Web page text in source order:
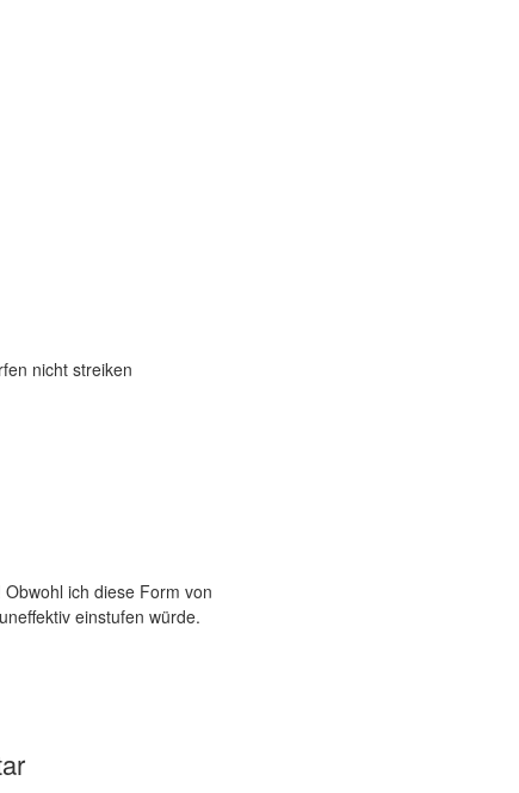
nicht streiken
ich diese Form von
einstufen würde.